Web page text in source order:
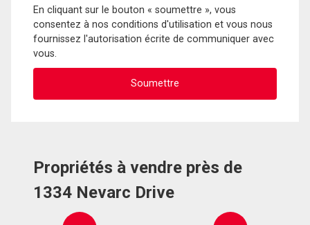
En cliquant sur le bouton « soumettre », vous
consentez à nos conditions d'utilisation et vous nous
fournissez l'autorisation écrite de communiquer avec
vous.
Propriétés à vendre près de
1334 Nevarc Drive